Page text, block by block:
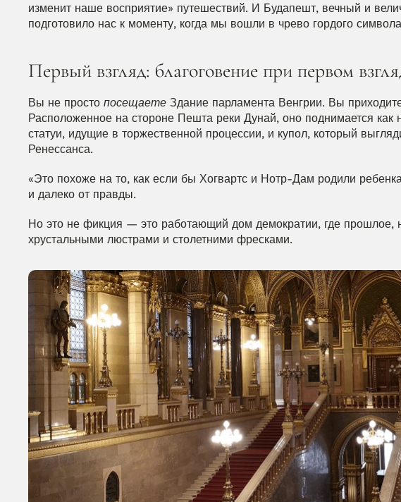
изменит наше восприятие» путешествий. И Будапешт, вечный и
подготовило нас к моменту, когда мы вошли в чрево гордого
Первый взгляд: благоговение при первом
Вы не просто посещаете Здание парламента Венгрии. Вы
Расположенное на стороне Пешта реки Дунай, оно поднимается
статуи, идущие в торжественной процессии, и купол, который
Ренессанса.
«Это похоже на то, как если бы Хогвартс и Нотр-Дам родили
и далеко от правды.
Но это не фикция — это работающий дом демократии, где прошлое,
хрустальными люстрами и столетними фресками.